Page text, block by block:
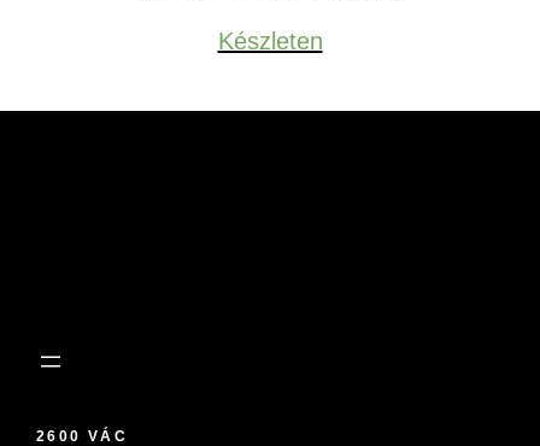
Készleten
2600 VÁC